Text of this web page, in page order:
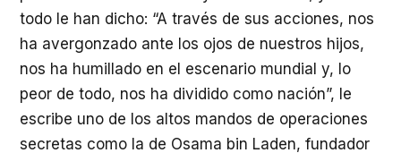
todo le han dicho: “A través de sus acciones, nos
ha avergonzado ante los ojos de nuestros hijos,
nos ha humillado en el escenario mundial y, lo
peor de todo, nos ha dividido como nación”, le
escribe uno de los altos mandos de operaciones
secretas como la de Osama bin Laden, fundador